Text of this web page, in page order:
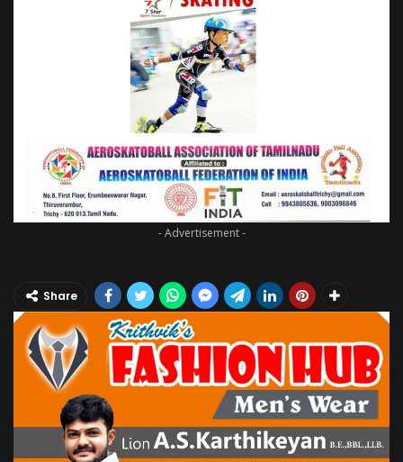
- Advertisement -
Share